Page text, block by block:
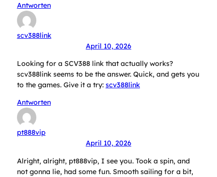
Antworten
scv388link
April 10, 2026
Looking for a SCV388 link that actually works?
scv388link seems to be the answer. Quick, and gets you
to the games. Give it a try: scv388link
Antworten
pt888vip
April 10, 2026
Alright, alright, pt888vip, I see you. Took a spin, and
not gonna lie, had some fun. Smooth sailing for a bit,